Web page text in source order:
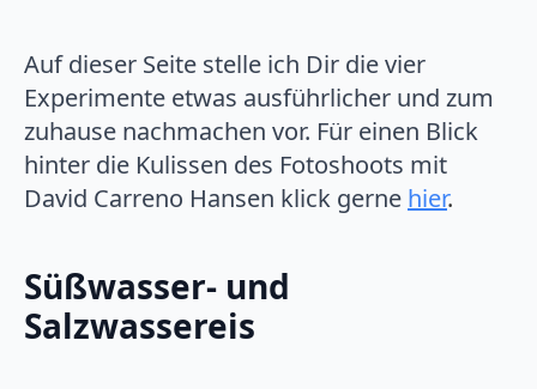
Auf dieser Seite stelle ich Dir die vier
Experimente etwas ausführlicher und zum
zuhause nachmachen vor. Für einen Blick
hinter die Kulissen des Fotoshoots mit
David Carreno Hansen klick gerne hier.
Süßwasser- und
Salzwassereis